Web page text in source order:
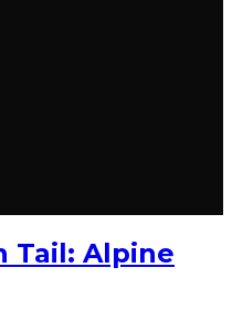
Tail: Alpine